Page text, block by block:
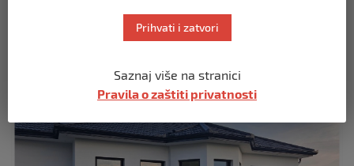
Prihvati i zatvori
Saznaj više na stranici
Pravila o zaštiti privatnosti